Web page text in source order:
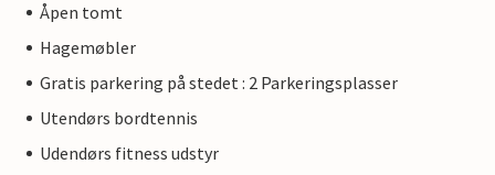
Åpen tomt
Hagemøbler
Gratis parkering på stedet : 2 Parkeringsplasser
Utendørs bordtennis
Udendørs fitness udstyr